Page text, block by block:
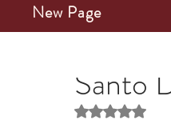
Santo
Obtuvo NaN
New Page